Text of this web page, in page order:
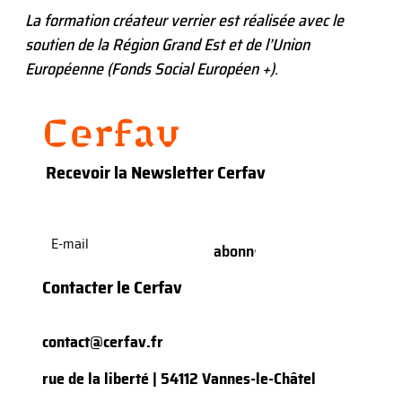
La formation créateur verrier est réalisée avec le
soutien de la Région Grand Est et de l’Union
Européenne (Fonds Social Européen +).
Recevoir la Newsletter Cerfav
mail(Nécessaire)
Contacter le Cerfav
contact@cerfav.fr
rue de la liberté | 54112 Vannes-le-Châtel